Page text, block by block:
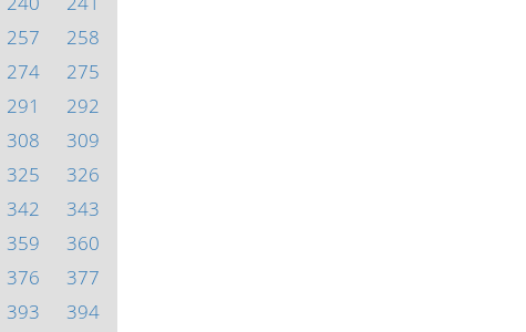
257
258
274
275
291
292
308
309
325
326
342
343
359
360
376
377
393
394